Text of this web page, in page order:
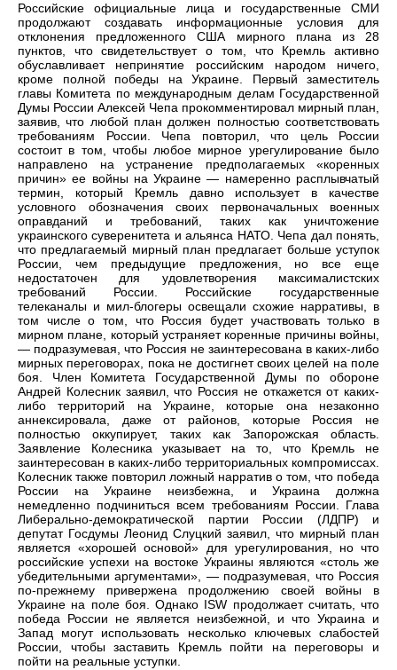
Российские официальные лица и государственные СМИ
продолжают создавать информационные условия для
отклонения предложенного США мирного плана из 28
пунктов, что свидетельствует о том, что Кремль активно
обуславливает непринятие российским народом ничего,
кроме полной победы на Украине. Первый заместитель
главы Комитета по международным делам Государственной
Думы России Алексей Чепа прокомментировал мирный план,
заявив, что любой план должен полностью соответствовать
требованиям России. Чепа повторил, что цель России
состоит в том, чтобы любое мирное урегулирование было
направлено на устранение предполагаемых «коренных
причин» ее войны на Украине — намеренно расплывчатый
термин, который Кремль давно использует в качестве
условного обозначения своих первоначальных военных
оправданий и требований, таких как уничтожение
украинского суверенитета и альянса НАТО. Чепа дал понять,
что предлагаемый мирный план предлагает больше уступок
России, чем предыдущие предложения, но все еще
недостаточен для удовлетворения максималистских
требований России. Российские государственные
телеканалы и мил-блогеры освещали схожие нарративы, в
том числе о том, что Россия будет участвовать только в
мирном плане, который устраняет коренные причины войны,
— подразумевая, что Россия не заинтересована в каких-либо
мирных переговорах, пока не достигнет своих целей на поле
боя. Член Комитета Государственной Думы по обороне
Андрей Колесник заявил, что Россия не откажется от каких-
либо территорий на Украине, которые она незаконно
аннексировала, даже от районов, которые Россия не
полностью оккупирует, таких как Запорожская область.
Заявление Колесника указывает на то, что Кремль не
заинтересован в каких-либо территориальных компромиссах.
Колесник также повторил ложный нарратив о том, что победа
России на Украине неизбежна, и Украина должна
немедленно подчиниться всем требованиям России. Глава
Либерально-демократической партии России (ЛДПР) и
депутат Госдумы Леонид Слуцкий заявил, что мирный план
является «хорошей основой» для урегулирования, но что
российские успехи на востоке Украины являются «столь же
убедительными аргументами», — подразумевая, что Россия
по-прежнему привержена продолжению своей войны в
Украине на поле боя. Однако ISW продолжает считать, что
победа России не является неизбежной, и что Украина и
Запад могут использовать несколько ключевых слабостей
России, чтобы заставить Кремль пойти на переговоры и
пойти на реальные уступки.